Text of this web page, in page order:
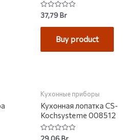
Rated
0
out
37,79Br
Buy product
Кухонные приборы
Кухонная лопатка CS-
Kochsysteme 008512
Rated
29,06Br